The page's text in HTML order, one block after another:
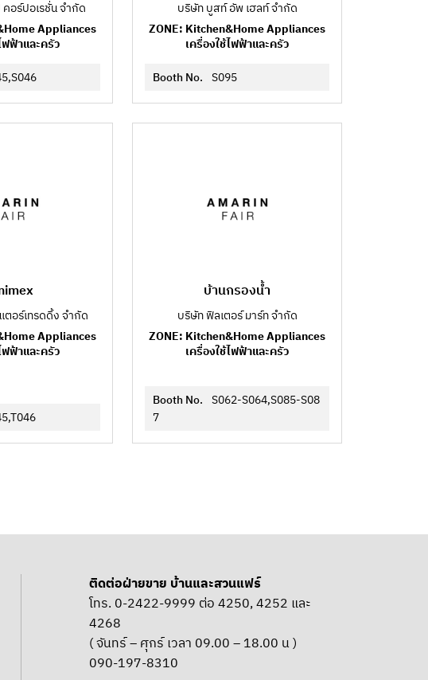
อร์ปอเรชั่น จำกัด
Appliances
ฟฟ้าและครัว
บริษัท บูสท์ อัพ เฮลท์ จำกัด
ZONE: Kitchen&Home Appliances
เครื่องใช้ไฟฟ้าและครัว
Booth No. S095
ตอร์เทรดดิ้ง จำกัด
Appliances
ฟฟ้าและครัว
บ้านกรองน้ำ
บริษัท ฟิลเตอร์ มาร์ท จำกัด
ZONE: Kitchen&Home Appliances
เครื่องใช้ไฟฟ้าและครัว
Booth No. S062-S064,S085-S08
7
ติดต่อฝ่ายขาย บ้านและสวนแฟร์
โทร. 0-2422-9999 ต่อ 4250, 4252 และ
4268
( จันทร์ – ศุกร์ เวลา 09.00 – 18.00 น )
090-197-8310